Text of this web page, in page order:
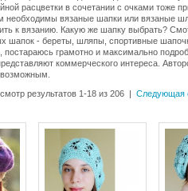
расцветки в сочетании с очками тоже
необходимы вязаные шапки или
к вязанию. Какую же шапку выбрать?
шапок - береты, шляпы, спортивные
грамотно и максимально
коммерческого интереса.
результатов 1-18 из 206 | Следующая